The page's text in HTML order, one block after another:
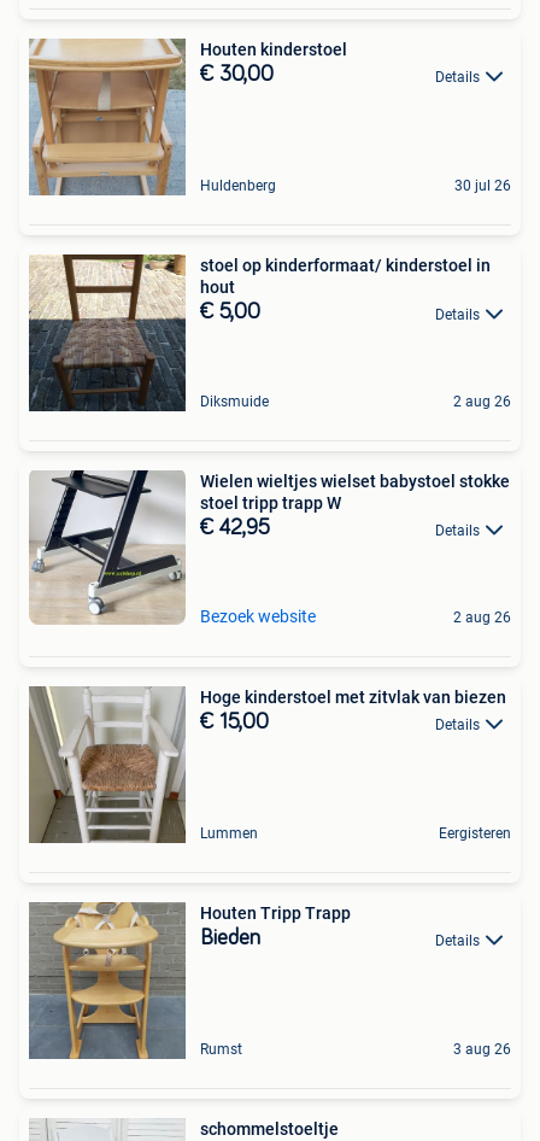
Houten kinderstoel
€ 30,00 Details
Huldenberg 30 jul 26
stoel op kinderformaat/ kinderstoel in
hout
€ 5,00 Details
Diksmuide 2 aug 26
Wielen wieltjes wielset babystoel stokke
stoel tripp trapp W
€ 42,95 Details
Bezoek website 2 aug 26
Hoge kinderstoel met zitvlak van biezen
€ 15,00 Details
Lummen Eergisteren
Houten Tripp Trapp
Bieden Details
Rumst 3 aug 26
schommelstoeltje